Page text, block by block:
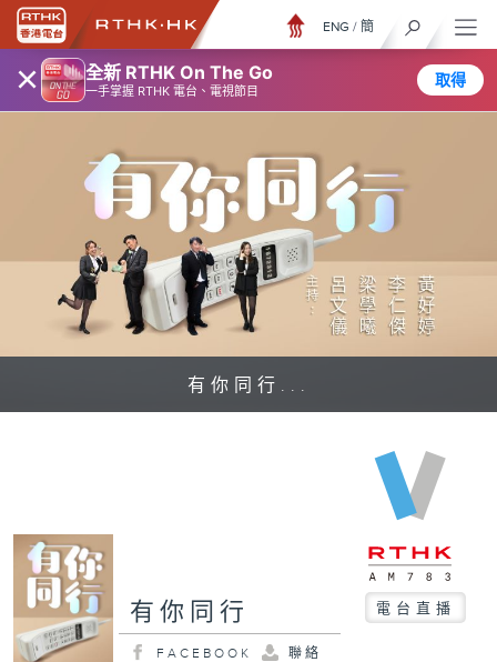
× 全新 RTHK On The Go
一手掌握 RTHK 電台、電視節目
取得
ENG / 簡
有你同行...
有你同行 電台直播
FACEBOOK 聯絡